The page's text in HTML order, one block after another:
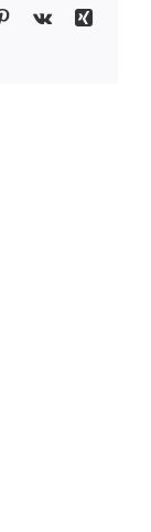
Pinterest
Vk
Xing